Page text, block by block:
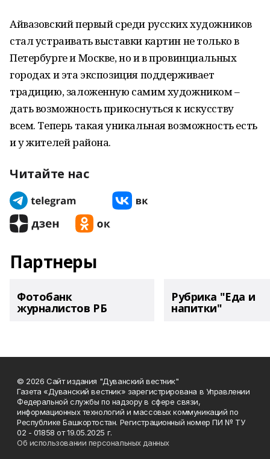
Айвазовский первый среди русских художников
стал устраивать выставки картин не только в
Петербурге и Москве, но и в провинциальных
городах и эта экспозиция поддерживает
традицию, заложенную самим художником –
дать возможность прикоснуться к искусству
всем. Теперь такая уникальная возможность есть
и у жителей района.
Читайте нас
Партнеры
Фотобанк
журналистов РБ
Рубрика "Еда и
напитки"
© 2026 Сайт издания "Дуванский вестник"
Газета «Дуванский вестник» зарегистрирована в Управлении
Федеральной службы по надзору в сфере связи,
информационных технологий и массовых коммуникаций по
Республике Башкортостан. Регистрационный номер ПИ № ТУ
02 - 01858 от 19.05.2025 г.
Об использовании персональных данных